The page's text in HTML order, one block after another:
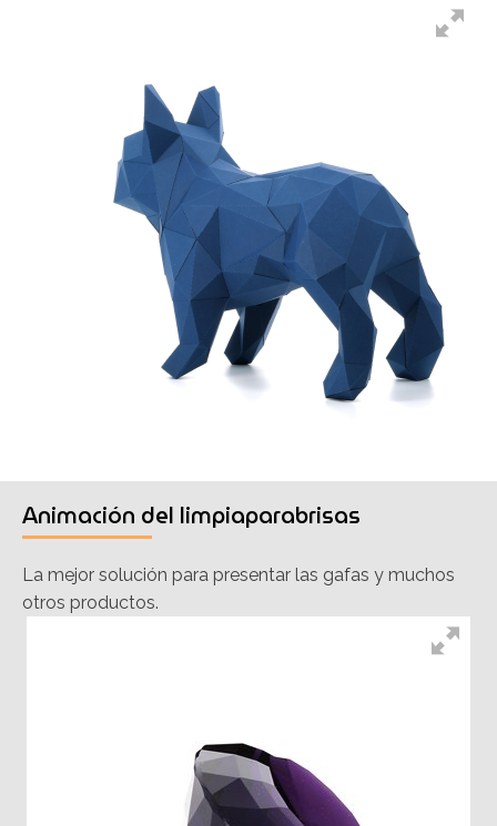
Animación del limpiaparabrisas
La mejor solución para presentar las gafas y muchos
otros productos.